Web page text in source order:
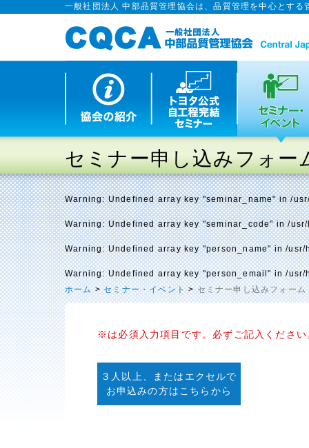
一般社団法人 中部品質管理協会は、品質管理を中心とす
セミナー申し込みフォー
Warning: Undefined array key "seminar_name" in/
Warning: Undefined array key "seminar_code" in/
Warning: Undefined array key "person_name" in/usr/
Warning: Undefined array key "person_email" in/usr/
ホーム>セミナー・イベント>セミナー申し込みフォーム
※は必須入力項目です。必ずご記入ください
３人以上、またはエクセルで
お申込みの方はこちらから